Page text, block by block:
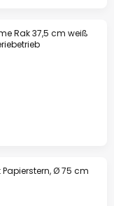
Rak 37,5 cm weiß
Ø 75 cm